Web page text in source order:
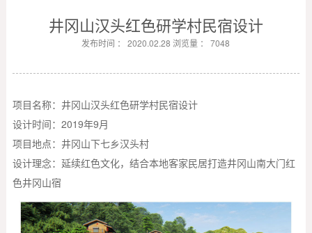
井冈山汉头红色研学村民宿设计
发布时间 ： 2020.02.28 浏览量 ： 7048
项目名称：井冈山汉头红色研学村民宿设计
设计时间：2019年9月
项目地点：井冈山下七乡汉头村
设计理念：延续红色文化，结合本地客家民居打造井冈山南大门红
色井冈山宿